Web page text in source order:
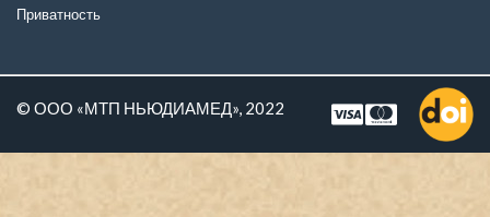
Приватность
© ООО «МТП НЬЮДИАМЕД», 2022